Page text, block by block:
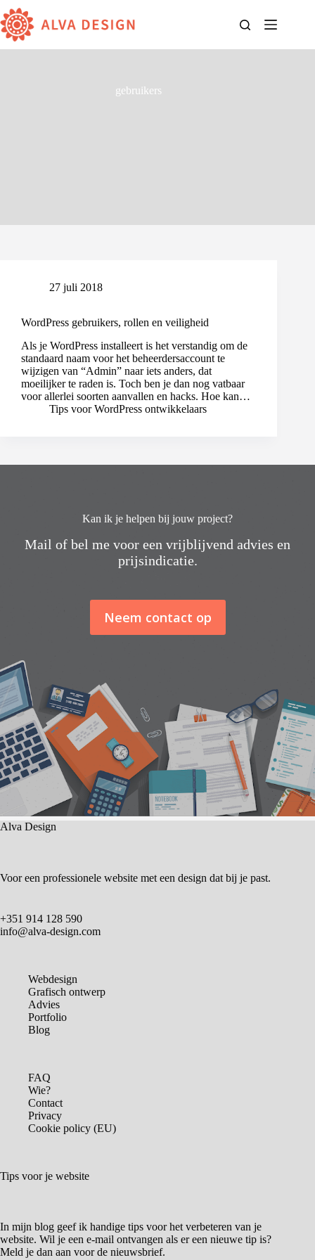
naar
de
inhoud
gebruikers
27 juli 2018
WordPress gebruikers, rollen en veiligheid
Als je WordPress installeert is het verstandig om de
standaard naam voor het beheerdersaccount te
wijzigen van “Admin” naar iets anders, dat
moeilijker te raden is. Toch ben je dan nog vatbaar
voor allerlei soorten aanvallen en hacks. Hoe kan…
Tips voor WordPress ontwikkelaars
Kan ik je helpen bij jouw project?
Mail of bel me voor een vrijblijvend advies en
prijsindicatie.
Neem contact op
Alva Design
Voor een professionele website met een design dat bij je past.
+351 914 128 590
info@alva-design.com
Webdesign
Grafisch ontwerp
Advies
Portfolio
Blog
FAQ
Wie?
Contact
Privacy
Cookie policy (EU)
Tips voor je website
In mijn blog geef ik handige tips voor het verbeteren van je
website. Wil je een e-mail ontvangen als er een nieuwe tip is?
Meld je dan aan voor de nieuwsbrief.